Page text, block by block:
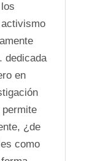
dedicada
en
¿de
como